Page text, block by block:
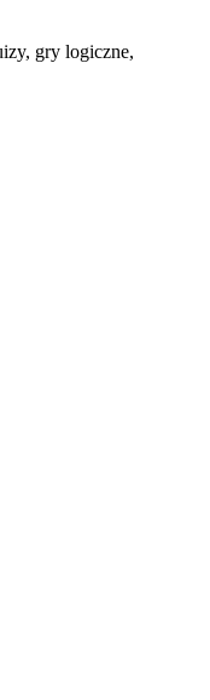
gry logiczne,